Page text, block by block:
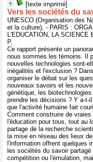
[texte imprimé]
Vers les sociétés du
UNESCO (Organisation des
et la culture), - PARIS :
L'EDUCATION, LA SCIENCE
P.
Ce rapport présente un
nous sommes les témoins. Il
nouvelles technologies sont-
inégalités et l'exclusion ?
organiser le débat sur les
nouveaux savoirs et les
génétique, les
prendre les décisions ? Y a-t-
que l'activité humaine fait
Comment construire de
l'éducation pour tous, tout au
partage de la recherche
la mise en réseau des lieux
l'information offrent quelques
les sociétés du savoir
compétition ou l'émulation,